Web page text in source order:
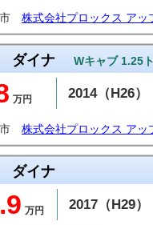
株式会社プロックス アッ
ダイナ Wキャブ 1.25
万円 2014（H26）
株式会社プロックス アッ
ダイナ
万円 2017（H29）